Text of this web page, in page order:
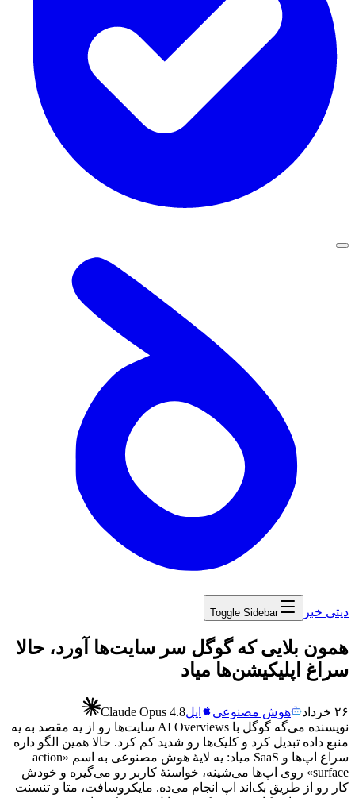
دیتی خبر Toggle Sidebar
‏همون بلایی که گوگل سر سایت‌ها آورد، حالا
سراغ اپلیکیشن‌ها میاد
۲۶ خرداد هوش مصنوعی اپلClaude Opus 4.8
نویسنده می‌گه گوگل با AI Overviews سایت‌ها رو از یه مقصد به یه
منبع داده تبدیل کرد و کلیک‌ها رو شدید کم کرد. حالا همین الگو داره
سراغ اپ‌ها و SaaS میاد: یه لایهٔ هوش مصنوعی به اسم «
action
surface
» روی اپ‌ها می‌شینه، خواستهٔ کاربر رو می‌گیره و خودش
کار رو از طریق بک‌اند اپ انجام می‌ده. مایکروسافت، متا و تنسنت